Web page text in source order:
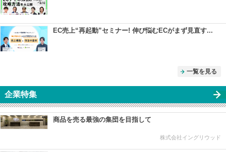
EC売上“再起動”セミナー! 伸び悩むECがまず見直す...
一覧を見る
企業特集
商品を売る最強の集団を目指して
株式会社イングリウッド